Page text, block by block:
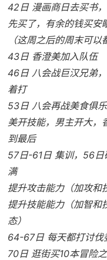
42日 漫画商日去买书
先买了，有余的钱买安
（这周之后的周末可以
43日 香澄美加入队伍
46日 八会战巨汉兄弟
着打
53日 八会再战美食俱
美开技能，男主开大，
到最后
57日-61日 集训，56日
满
提升攻击能力（加攻和
提升技能能力（加智和
态）
64-67日 每天都打讨伐
70日 逛街买10本冒险